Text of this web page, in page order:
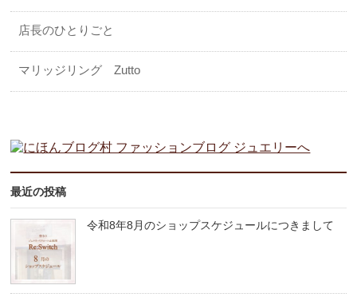
店長のひとりごと
マリッジリング Zutto
最近の投稿
令和8年8月のショップスケジュールにつきまして